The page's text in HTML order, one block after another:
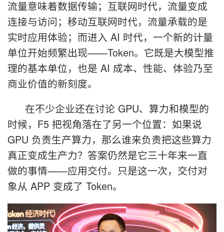
流量意味着数据传输；互联网时代，流量变成
连接与访问；移动互联网时代，流量承载的是
实时应用体验；而进入 AI 时代，一个新的计量
单位开始频繁出现——Token。它既是大模型推
理的基本单位，也是 AI 成本、性能、体验乃至
商业价值的新刻度。
在不少企业还在讨论 GPU、算力和模型的
时候，F5 把视角落在了另一个位置：如果说
GPU 负责生产算力，那么谁来负责把这些算力
真正变成生产力？答案仍然是它三十年来一直
做的事情——应用交付。只是这一次，交付对
象从 APP 变成了 Token。